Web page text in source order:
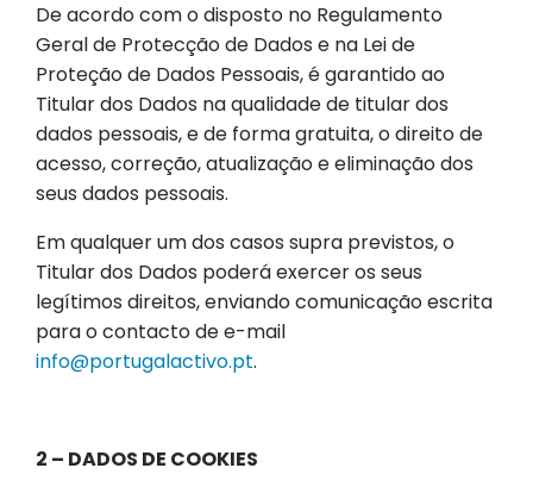
De acordo com o disposto no Regulamento
Geral de Protecção de Dados e na Lei de
Proteção de Dados Pessoais, é garantido ao
Titular dos Dados na qualidade de titular dos
dados pessoais, e de forma gratuita, o direito de
acesso, correção, atualização e eliminação dos
seus dados pessoais.
Em qualquer um dos casos supra previstos, o
Titular dos Dados poderá exercer os seus
legítimos direitos, enviando comunicação escrita
para o contacto de e-mail
info@portugalactivo.pt.
2 – DADOS DE COOKIES